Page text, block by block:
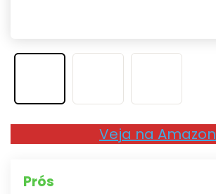
Veja na Amazon
Prós